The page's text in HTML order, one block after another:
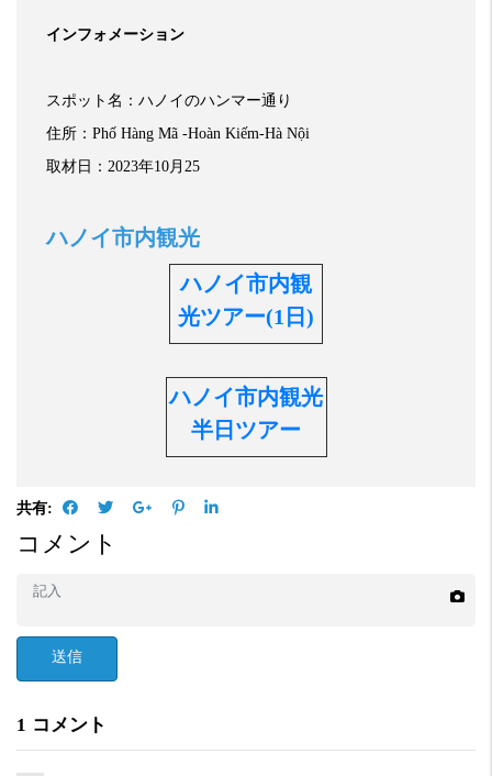
インフォメーション
スポット名：ハノイのハンマー通り
住所： Phố Hàng Mã -Hoàn Kiếm-Hà Nội
取材日： 2023年10月 25
ハノイ市内観光
ハノイ市内観
光ツアー(1日)
ハノイ市内観光
半日ツアー
共有:
コメント
送信
1 コメント